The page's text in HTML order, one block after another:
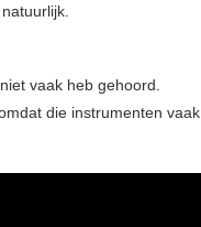
vaak heb gehoord.
die instrumenten vaak